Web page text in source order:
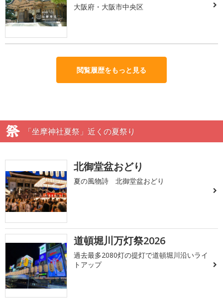
大阪府・大阪市中央区
閲覧履歴をもっと見る
「坐摩神社夏祭」近くの夏祭り
北御堂盆おどり
夏の風物詩 北御堂盆おどり
道頓堀川万灯祭2026
過去最多2080灯の提灯で道頓堀川沿いライ
トアップ